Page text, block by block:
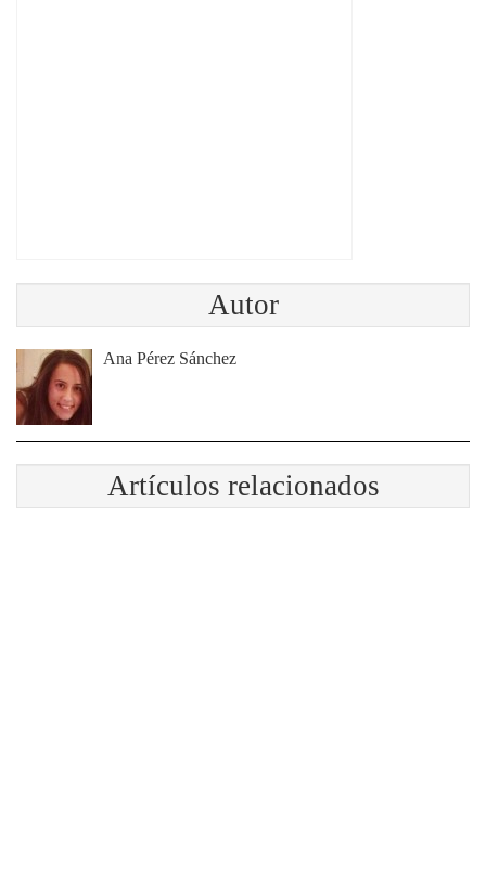
Autor
Ana Pérez Sánchez
Artículos relacionados